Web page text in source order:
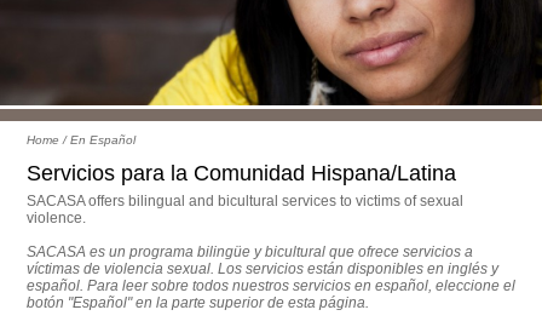
Home /En Español
Servicios para la Comunidad Hispana/Latina
SACASA offers bilingual and bicultural services to victims of sexual
violence.
SACASA es un programa bilingüe y bicultural que ofrece servicios a
víctimas de violencia sexual. Los servicios están disponibles en inglés y
español. Para leer sobre todos nuestros servicios en español, eleccione el
botón "Español" en la parte superior de esta página.